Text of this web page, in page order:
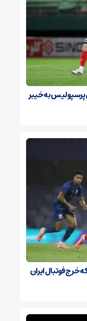
پرسپولیس به خیبر
که خرج فوتبال ایران